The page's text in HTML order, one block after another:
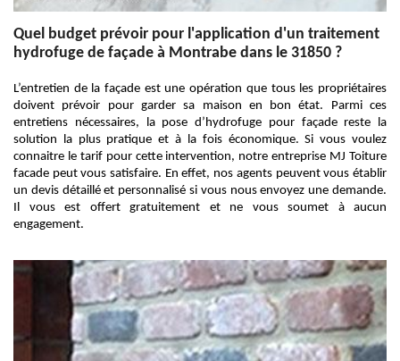
Quel budget prévoir pour l'application d'un traitement
hydrofuge de façade à Montrabe dans le 31850 ?
L’entretien de la façade est une opération que tous les propriétaires
doivent prévoir pour garder sa maison en bon état. Parmi ces
entretiens nécessaires, la pose d’hydrofuge pour façade reste la
solution la plus pratique et à la fois économique. Si vous voulez
connaitre le tarif pour cette intervention, notre entreprise MJ Toiture
facade peut vous satisfaire. En effet, nos agents peuvent vous établir
un devis détaillé et personnalisé si vous nous envoyez une demande.
Il vous est offert gratuitement et ne vous soumet à aucun
engagement.